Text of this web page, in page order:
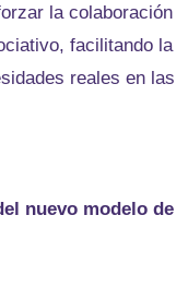
la colaboración
facilitando la
reales en las
nuevo modelo de